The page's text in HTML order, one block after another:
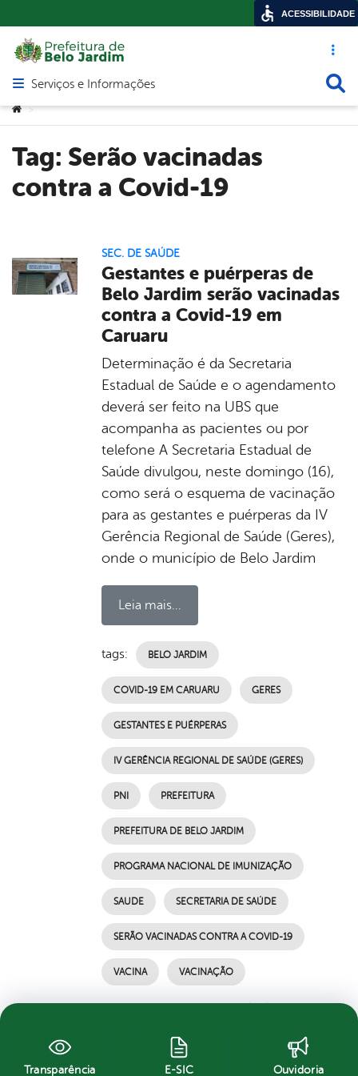
Acesso
Abrir menu principal de navegação
Serviços e Informações
Você está aqui:
>
Tag: Serão vacinadas
contra a Covid-19
SEC. DE SAÚDE
Gestantes e puérperas de
Belo Jardim serão vacinadas
contra a Covid-19 em
Caruaru
Determinação é da Secretaria
Estadual de Saúde e o agendamento
deverá ser feito na UBS que
acompanha as pacientes ou por
telefone A Secretaria Estadual de
Saúde divulgou, neste domingo (16),
como será o esquema de vacinação
para as gestantes e puérperas da IV
Gerência Regional de Saúde (Geres),
onde o município de Belo Jardim
Leia mais...
tags: BELO JARDIM
COVID-19 EM CARUARU GERES
GESTANTES E PUÉRPERAS
IV GERÊNCIA REGIONAL DE SAÚDE (GERES)
PNI PREFEITURA
PREFEITURA DE BELO JARDIM
PROGRAMA NACIONAL DE IMUNIZAÇÃO
SAUDE SECRETARIA DE SAÚDE
SERÃO VACINADAS CONTRA A COVID-19
VACINA VACINAÇÃO
Transparência E-SIC Ouvidoria
ACESSIBILIDADE